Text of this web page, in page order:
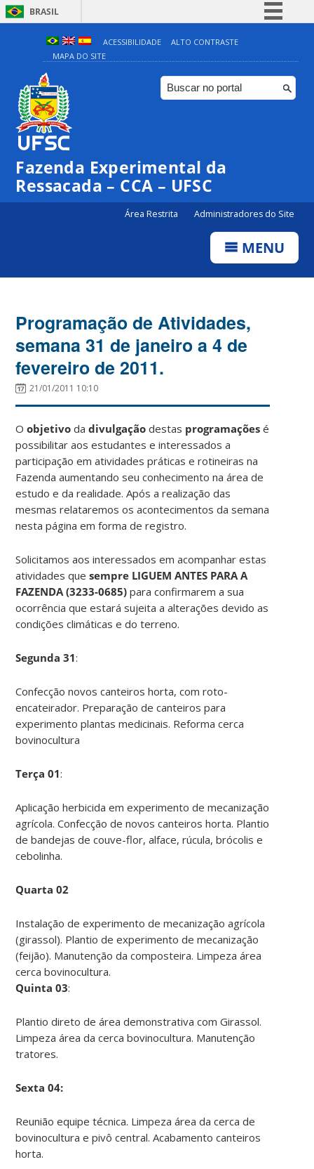
BRASIL
Simplifique!
Comunica BR
Participe
ACESSIBILIDADE
ALTO CONTRASTE
MAPA DO SITE
Fazenda Experimental da
Ressacada – CCA – UFSC
Área Restrita Administradores do Site
MENU
Programação de Atividades,
semana 31 de janeiro a 4 de
fevereiro de 2011.
21/01/2011 10:10
Oobjetivo dadivulgação destas programações é
possibilitar aos estudantes e interessados a
participação em atividades práticas e rotineiras na
Fazenda aumentando seu conhecimento na área de
estudo e da realidade. Após a realização das
mesmas relataremos os acontecimentos da semana
nesta página em forma de registro.
Solicitamos aos interessados em acompanhar estas
atividades quesempre LIGUEM ANTES PARA A
FAZENDA (3233-0685)para confirmarem a sua
ocorrência que estará sujeita a alterações devido as
condições climáticas e do terreno.
Segunda 31:
Confecção novos canteiros horta, com roto-
encateirador. Preparação de canteiros para
experimento plantas medicinais. Reforma cerca
bovinocultura
Terça 01:
Aplicação herbicida em experimento de mecanização
agrícola. Confecção de novos canteiros horta. Plantio
de bandejas de couve-flor, alface, rúcula, brócolis e
cebolinha.
Quarta 02
Instalação de experimento de mecanização agrícola
(girassol). Plantio de experimento de mecanização
(feijão). Manutenção da composteira. Limpeza área
cerca bovinocultura.
Quinta 03:
Plantio direto de área demonstrativa com Girassol.
Limpeza área da cerca bovinocultura. Manutenção
tratores.
Sexta 04:
Reunião equipe técnica. Limpeza área da cerca de
bovinocultura e pivô central. Acabamento canteiros
horta.